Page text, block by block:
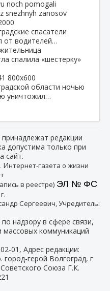
спасатели
от водителей…
спалила «шестерку»
области ночью
уничтожил…
редакции
допустима только при
сайт.
Интернет-газета о жизни
в реестре) ЭЛ № ФС
Сергеевич, Учредитель:
надзору в сфере связи,
коммуникаций
01 , Адрес редакции:
город-герой Волгоград, г
Союза Г.К.